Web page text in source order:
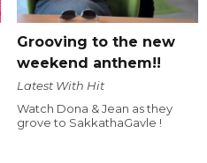
Grooving to the new
weekend anthem!!
Latest With Hit
Watch Dona & Jean as they
grove to SakkathaGavle !